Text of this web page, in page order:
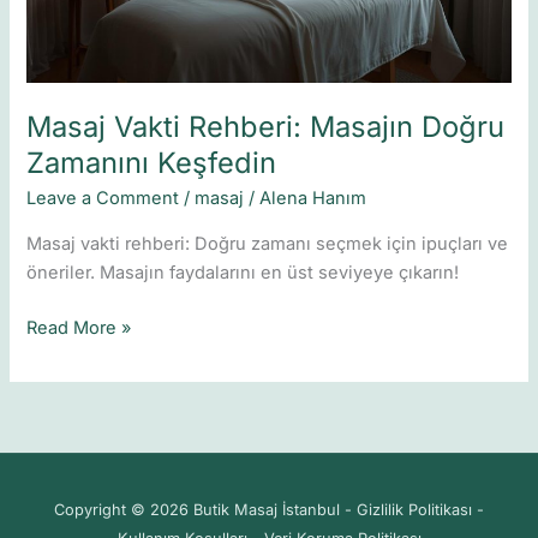
Masaj Vakti Rehberi: Masajın Doğru
Zamanını Keşfedin
Leave a Comment / masaj /Alena Hanım
Masaj vakti rehberi: Doğru zamanı seçmek için ipuçları ve
öneriler. Masajın faydalarını en üst seviyeye çıkarın!
Read More »
Copyright © 2026 Butik Masaj İstanbul - Gizlilik Politikası -